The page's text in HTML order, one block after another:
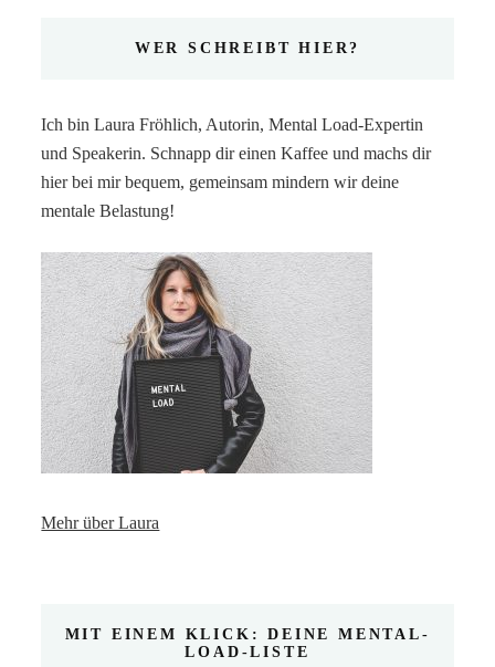
WER SCHREIBT HIER?
Ich bin Laura Fröhlich, Autorin, Mental Load-Expertin
und Speakerin. Schnapp dir einen Kaffee und machs dir
hier bei mir bequem, gemeinsam mindern wir deine
mentale Belastung!
Mehr über Laura
MIT EINEM KLICK: DEINE MENTAL-
LOAD-LISTE